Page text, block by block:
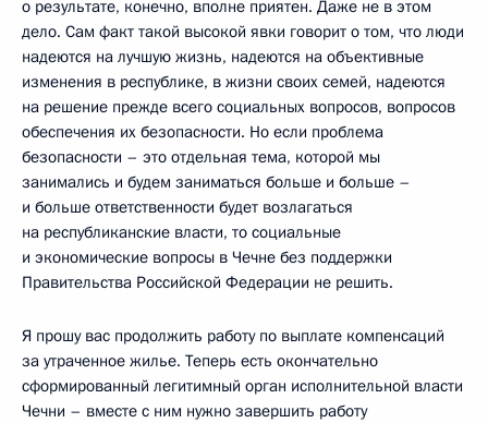
о результате, конечно, вполне приятен. Даже не в этом
дело. Сам факт такой высокой явки говорит о том, что люди
надеются на лучшую жизнь, надеются на объективные
изменения в республике, в жизни своих семей, надеются
на решение прежде всего социальных вопросов, вопросов
обеспечения их безопасности. Но если проблема
безопасности – это отдельная тема, которой мы
занимались и будем заниматься больше и больше –
и больше ответственности будет возлагаться
на республиканские власти, то социальные
и экономические вопросы в Чечне без поддержки
Правительства Российской Федерации не решить.
Я прошу вас продолжить работу по выплате компенсаций
за утраченное жилье. Теперь есть окончательно
сформированный легитимный орган исполнительной власти
Чечни – вместе с ним нужно завершить работу